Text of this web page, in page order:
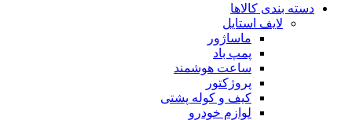
دسته بندی کالاها
لایف استایل
ماساژور
پمپ باد
ساعت هوشمند
پروژکتور
کیف و کوله پشتی
لوازم خودرو